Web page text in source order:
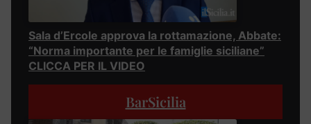
Sala d’Ercole approva la rottamazione, Abbate:
“Norma importante per le famiglie siciliane”
CLICCA PER IL VIDEO
BarSicilia